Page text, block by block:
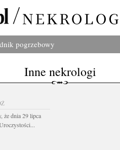
pogrzebowy
Inne nekrologi
że dnia 29 lipca